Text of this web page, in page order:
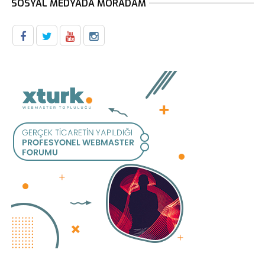
SOSYAL MEDYADA MORADAM